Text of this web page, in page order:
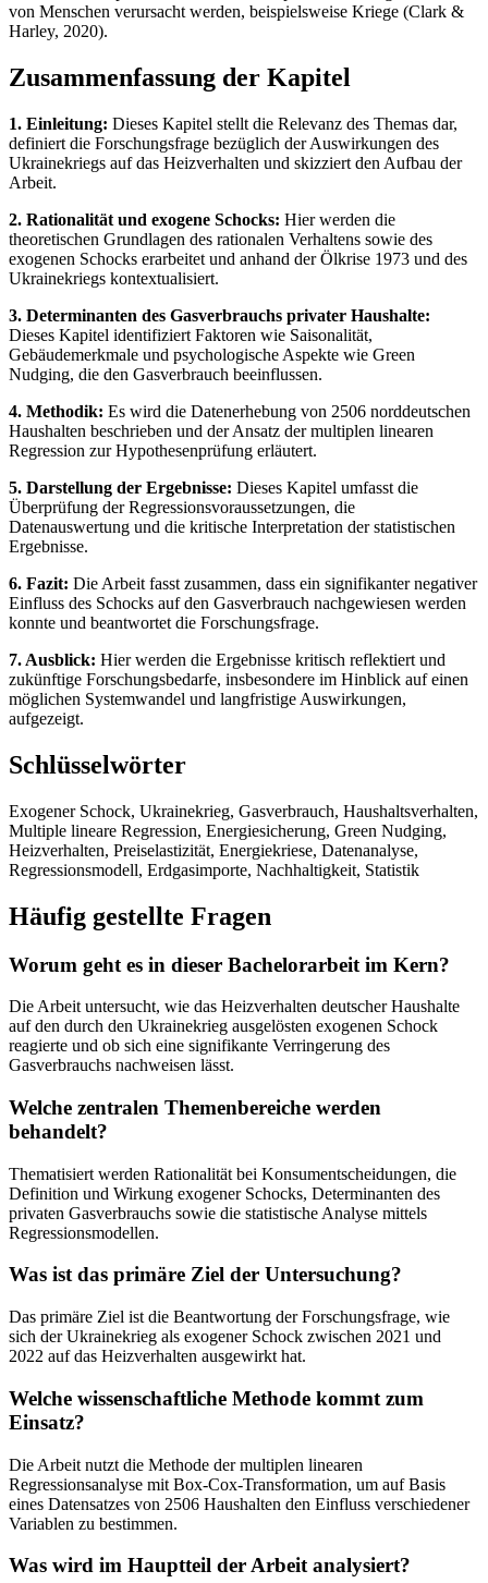
von Menschen verursacht werden, beispielsweise Kriege (Clark &
Harley, 2020).
Zusammenfassung der Kapitel
1. Einleitung: Dieses Kapitel stellt die Relevanz des Themas dar,
definiert die Forschungsfrage bezüglich der Auswirkungen des
Ukrainekriegs auf das Heizverhalten und skizziert den Aufbau der
Arbeit.
2. Rationalität und exogene Schocks: Hier werden die
theoretischen Grundlagen des rationalen Verhaltens sowie des
exogenen Schocks erarbeitet und anhand der Ölkrise 1973 und des
Ukrainekriegs kontextualisiert.
3. Determinanten des Gasverbrauchs privater Haushalte:
Dieses Kapitel identifiziert Faktoren wie Saisonalität,
Gebäudemerkmale und psychologische Aspekte wie Green
Nudging, die den Gasverbrauch beeinflussen.
4. Methodik: Es wird die Datenerhebung von 2506 norddeutschen
Haushalten beschrieben und der Ansatz der multiplen linearen
Regression zur Hypothesenprüfung erläutert.
5. Darstellung der Ergebnisse: Dieses Kapitel umfasst die
Überprüfung der Regressionsvoraussetzungen, die
Datenauswertung und die kritische Interpretation der statistischen
Ergebnisse.
6. Fazit: Die Arbeit fasst zusammen, dass ein signifikanter negativer
Einfluss des Schocks auf den Gasverbrauch nachgewiesen werden
konnte und beantwortet die Forschungsfrage.
7. Ausblick: Hier werden die Ergebnisse kritisch reflektiert und
zukünftige Forschungsbedarfe, insbesondere im Hinblick auf einen
möglichen Systemwandel und langfristige Auswirkungen,
aufgezeigt.
Schlüsselwörter
Exogener Schock, Ukrainekrieg, Gasverbrauch, Haushaltsverhalten,
Multiple lineare Regression, Energiesicherung, Green Nudging,
Heizverhalten, Preiselastizität, Energiekriese, Datenanalyse,
Regressionsmodell, Erdgasimporte, Nachhaltigkeit, Statistik
Häufig gestellte Fragen
Worum geht es in dieser Bachelorarbeit im Kern?
Die Arbeit untersucht, wie das Heizverhalten deutscher Haushalte
auf den durch den Ukrainekrieg ausgelösten exogenen Schock
reagierte und ob sich eine signifikante Verringerung des
Gasverbrauchs nachweisen lässt.
Welche zentralen Themenbereiche werden
behandelt?
Thematisiert werden Rationalität bei Konsumentscheidungen, die
Definition und Wirkung exogener Schocks, Determinanten des
privaten Gasverbrauchs sowie die statistische Analyse mittels
Regressionsmodellen.
Was ist das primäre Ziel der Untersuchung?
Das primäre Ziel ist die Beantwortung der Forschungsfrage, wie
sich der Ukrainekrieg als exogener Schock zwischen 2021 und
2022 auf das Heizverhalten ausgewirkt hat.
Welche wissenschaftliche Methode kommt zum
Einsatz?
Die Arbeit nutzt die Methode der multiplen linearen
Regressionsanalyse mit Box-Cox-Transformation, um auf Basis
eines Datensatzes von 2506 Haushalten den Einfluss verschiedener
Variablen zu bestimmen.
Was wird im Hauptteil der Arbeit analysiert?